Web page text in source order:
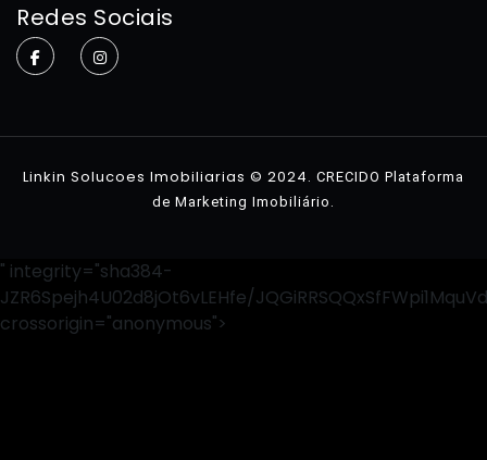
Redes Sociais
Linkin Solucoes Imobiliarias © 2024. CRECIDO Plataforma
de Marketing Imobiliário .
" integrity="sha384-
JZR6Spejh4U02d8jOt6vLEHfe/
crossorigin="anonymous">